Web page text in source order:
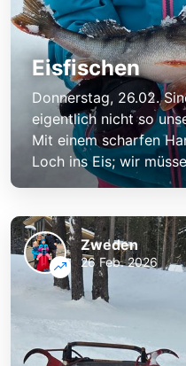
Eisfischen
Donnerstag, 26.02.
eigentlich nicht so
Mit einem scharfen
Loch ins Eis; wir
Zweden
26 Feb. 2026